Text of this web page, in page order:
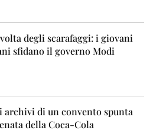
degli scarafaggi: i giovani
sfidano il governo Modi
archivi di un convento spunta
della Coca-Cola